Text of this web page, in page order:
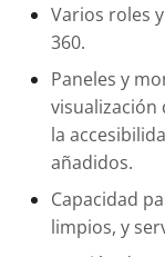
Varios roles
360.
Paneles y
visualización
la
añadidos.
Capacidad
limpios, y